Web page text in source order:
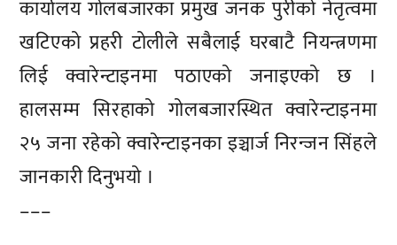
कार्यालय गोलबजारका प्रमुख जनक पुरीको नेतृत्वमा
खटिएको प्रहरी टोलीले सबैलाई घरबाटै नियन्त्रणमा
लिई क्वारेन्टाइनमा पठाएको जनाइएको छ ।
हालसम्म सिरहाको गोलबजारस्थित क्वारेन्टाइनमा
२५ जना रहेको क्वारेन्टाइनका इञ्चार्ज निरन्जन सिंहले
जानकारी दिनुभयो ।
–––